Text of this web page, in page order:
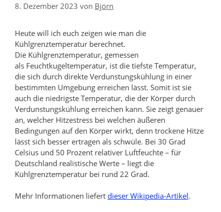
8. Dezember 2023 von Björn
Heute will ich euch zeigen wie man die
Kühlgrenztemperatur berechnet.
Die Kühlgrenztemperatur, gemessen
als Feuchtkugeltemperatur, ist die tiefste Temperatur,
die sich durch direkte Verdunstungskühlung in einer
bestimmten Umgebung erreichen lässt. Somit ist sie
auch die niedrigste Temperatur, die der Körper durch
Verdunstungskühlung erreichen kann. Sie zeigt genauer
an, welcher Hitzestress bei welchen äußeren
Bedingungen auf den Körper wirkt, denn trockene Hitze
lässt sich besser ertragen als schwüle. Bei 30 Grad
Celsius und 50 Prozent relativer Luftfeuchte – für
Deutschland realistische Werte – liegt die
Kühlgrenztemperatur bei rund 22 Grad.
Mehr Informationen liefert dieser Wikipedia-Artikel.